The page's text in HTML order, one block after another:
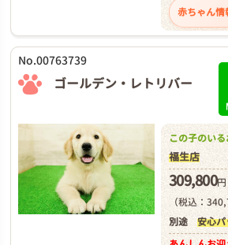
赤ちゃん情
No.00763739
ゴールデン・レトリバー
この子のい
福生店
309,800円
（税込：
別途 安心